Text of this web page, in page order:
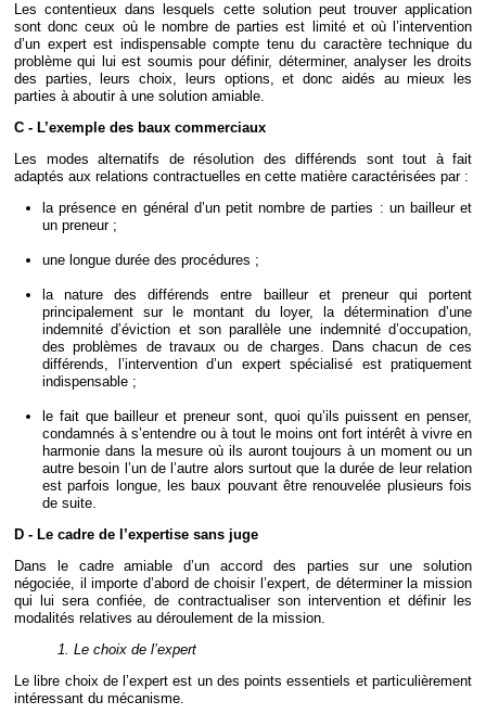
Les contentieux dans lesquels cette solution peut trouver application
sont donc ceux où le nombre de parties est limité et où l’intervention
d’un expert est indispensable compte tenu du caractère technique du
problème qui lui est soumis pour définir, déterminer, analyser les droits
des parties, leurs choix, leurs options, et donc aidés au mieux les
parties à aboutir à une solution amiable.
C - L’exemple des baux commerciaux
Les modes alternatifs de résolution des différends sont tout à fait
adaptés aux relations contractuelles en cette matière caractérisées par :
la présence en général d’un petit nombre de parties : un bailleur et
un preneur ;
une longue durée des procédures ;
la nature des différends entre bailleur et preneur qui portent
principalement sur le montant du loyer, la détermination d’une
indemnité d’éviction et son parallèle une indemnité d’occupation,
des problèmes de travaux ou de charges. Dans chacun de ces
différends, l’intervention d’un expert spécialisé est pratiquement
indispensable ;
le fait que bailleur et preneur sont, quoi qu’ils puissent en penser,
condamnés à s’entendre ou à tout le moins ont fort intérêt à vivre en
harmonie dans la mesure où ils auront toujours à un moment ou un
autre besoin l’un de l’autre alors surtout que la durée de leur relation
est parfois longue, les baux pouvant être renouvelée plusieurs fois
de suite.
D - Le cadre de l’expertise sans juge
Dans le cadre amiable d’un accord des parties sur une solution
négociée, il importe d’abord de choisir l’expert, de déterminer la mission
qui lui sera confiée, de contractualiser son intervention et définir les
modalités relatives au déroulement de la mission.
1. Le choix de l’expert
Le libre choix de l’expert est un des points essentiels et particulièrement
intéressant du mécanisme.